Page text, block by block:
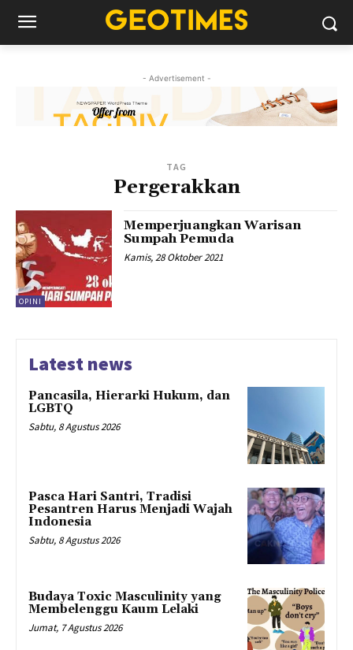
- Advertisement -
TAG
Pergerakkan
OPINI
Memperjuangkan Warisan
Sumpah Pemuda
Kamis, 28 Oktober 2021
Latest news
Pancasila, Hierarki Hukum, dan
LGBTQ
Sabtu, 8 Agustus 2026
Pasca Hari Santri, Tradisi
Pesantren Harus Menjadi Wajah
Indonesia
Sabtu, 8 Agustus 2026
Budaya Toxic Masculinity yang
Membelenggu Kaum Lelaki
Jumat, 7 Agustus 2026